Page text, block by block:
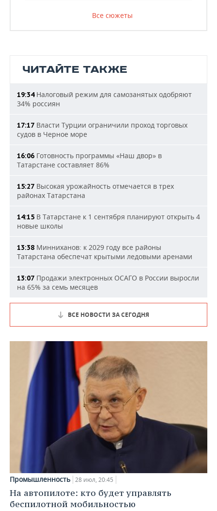
Все сюжеты
ЧИТАЙТЕ ТАКЖЕ
19:34Налоговый режим для самозанятых одобряют
34% россиян
17:17 Власти Турции ограничили проход торговых
судов в Черное море
16:06 Готовность программы «Наш двор» в
Татарстане составляет 86%
15:27 Высокая урожайность отмечается в трех
районах Татарстана
14:15 В Татарстане к 1 сентября планируют открыть 4
новые школы
13:38 Минниханов: к 2029 году все районы
Татарстана обеспечат крытыми ледовыми аренами
13:07 Продажи электронных ОСАГО в России выросли
на 65% за семь месяцев
ВСЕ НОВОСТИ ЗА СЕГОДНЯ
Промышленность 28 июл, 20:45
На автопилоте: кто будет управлять
беспилотной мобильностью